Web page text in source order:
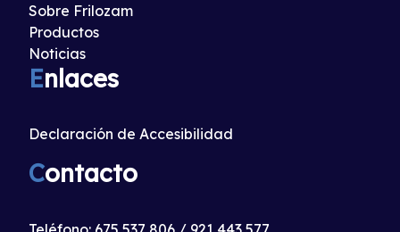
Sobre Frilozam
Productos
Noticias
Enlaces
Declaración de Accesibilidad
Contacto